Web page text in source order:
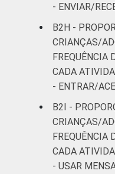
- ENVIAR/
B2H -
CRIANÇAS/
FREQUÊNCIA
CADA
- ENTRAR/
B2I -
CRIANÇAS/
FREQUÊNCIA
CADA
- USAR